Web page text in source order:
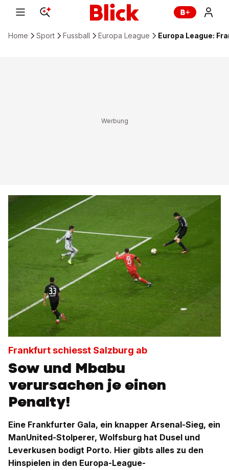
Home Sport Fussball Europa League Europa League:
Frankfurt schiesst Salzburg ab
Sow und Mbabu
verursachen je einen
Penalty!
Eine Frankfurter Gala, ein knapper Arsenal-Sieg, ein
ManUnited-Stolperer, Wolfsburg hat Dusel und
Leverkusen bodigt Porto. Hier gibts alles zu den
Hinspielen in den Europa-League-